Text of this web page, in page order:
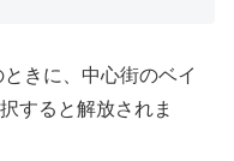
きに、中心街のベイ
すると解放されま